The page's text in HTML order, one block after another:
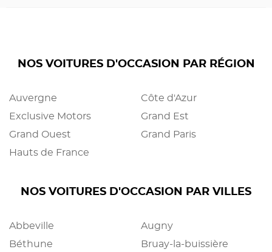
NOS VOITURES D'OCCASION PAR RÉGION
Auvergne
Côte d'Azur
Exclusive Motors
Grand Est
Grand Ouest
Grand Paris
Hauts de France
NOS VOITURES D'OCCASION PAR VILLES
Abbeville
Augny
Béthune
Bruay-la-buissière